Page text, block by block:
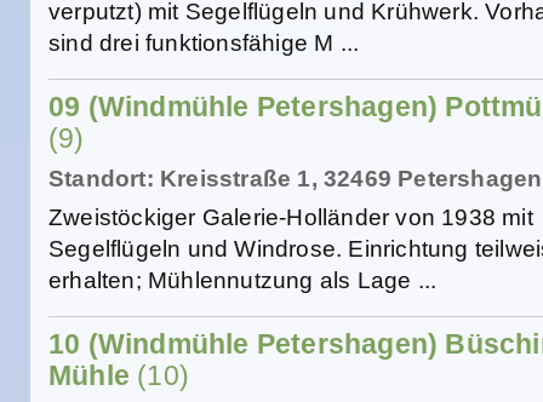
verputzt) mit Segelflügeln und Krühwerk.
sind drei funktionsfähige M ...
09 (Windmühle Petershagen)
(9)
Standort: Kreisstraße 1, 32469 Petershagen
Zweistöckiger Galerie-Holländer von 1938 mit
Segelflügeln und Windrose. Einrichtung
erhalten; Mühlennutzung als Lage ...
10 (Windmühle Petershagen)
Mühle (10)